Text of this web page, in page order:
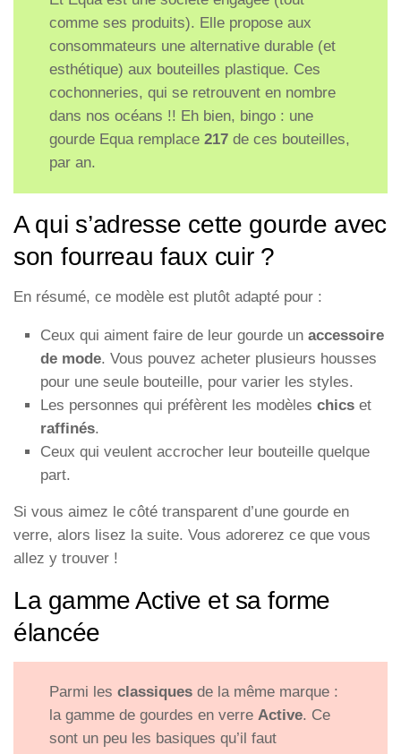
comme ses produits). Elle propose aux
consommateurs une alternative durable (et
esthétique) aux bouteilles plastique. Ces
cochonneries, qui se retrouvent en nombre
dans nos océans !! Eh bien, bingo : une
gourde Equa remplace 217 de ces bouteilles,
par an.
A qui s’adresse cette gourde avec
son fourreau faux cuir ?
En résumé, ce modèle est plutôt adapté pour :
Ceux qui aiment faire de leur gourde un accessoire
de mode. Vous pouvez acheter plusieurs housses
pour une seule bouteille, pour varier les styles.
Les personnes qui préfèrent les modèles chics et
raffinés.
Ceux qui veulent accrocher leur bouteille quelque
part.
Si vous aimez le côté transparent d’une gourde en
verre, alors lisez la suite. Vous adorerez ce que vous
allez y trouver !
La gamme Active et sa forme
élancée
Parmi les classiques de la même marque :
la gamme de gourdes en verre Active. Ce
sont un peu les basiques qu’il faut